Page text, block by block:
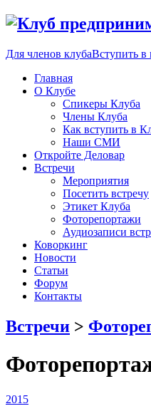
Для членов клубаВступить в
Главная
О Клубе
Спикеры Клуба
Члены Клуба
Как вступить в
Наши СМИ
Откройте Деловар
Встречи
Мероприятия
Посетить встречу
Этикет Клуба
Фоторепортажи
Аудиозаписи
Коворкинг
Новости
Статьи
Форум
Контакты
Встречи >
2015